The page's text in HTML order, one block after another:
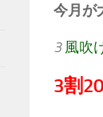
今月が
3 風吹
3割